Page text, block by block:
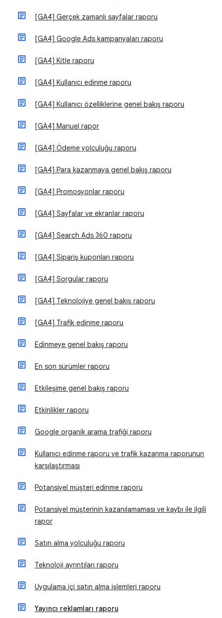
[GA4] Gerçek zamanlı sayfalar raporu
[GA4] Google Ads kampanyaları raporu
[GA4] Kitle raporu
[GA4] Kullanıcı edinme raporu
[GA4] Kullanıcı özelliklerine genel bakış raporu
[GA4] Manuel rapor
[GA4] Ödeme yolculuğu raporu
[GA4] Para kazanmaya genel bakış raporu
[GA4] Promosyonlar raporu
[GA4] Sayfalar ve ekranlar raporu
[GA4] Search Ads 360 raporu
[GA4] Sipariş kuponları raporu
[GA4] Sorgular raporu
[GA4] Teknolojiye genel bakış raporu
[GA4] Trafik edinme raporu
Edinmeye genel bakış raporu
En son sürümler raporu
Etkileşime genel bakış raporu
Etkinlikler raporu
Google organik arama trafiği raporu
Kullanıcı edinme raporu ve trafik kazanma raporunun
karşılaştırması
Potansiyel müşteri edinme raporu
Potansiyel müşterinin kazanılamaması ve kaybı ile ilgili
rapor
Satın alma yolculuğu raporu
Teknoloji ayrıntıları raporu
Uygulama içi satın alma işlemleri raporu
Yayıncı reklamları raporu